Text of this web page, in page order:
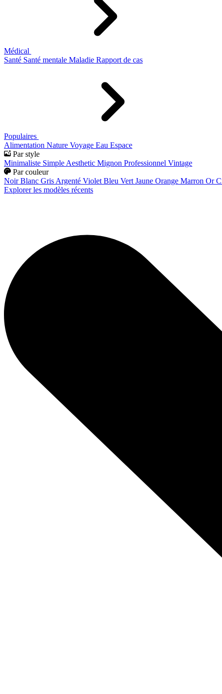
Médical
Santé Santé mentale Maladie Rapport de cas
Populaires
Alimentation Nature Voyage Eau Espace
Par style
Minimaliste Simple Aesthetic Mignon Professionnel Vintage
Par couleur
Noir Blanc Gris Argenté Violet Bleu Vert Jaune Orange Marron Or
Explorer les modèles récents